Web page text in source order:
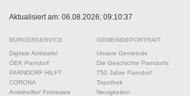
Aktualisiert am: 06.08.2026; 09:10:37
BÜRGERSERVICE
Digitale Amtstafel
ÖEK Parndorf
PARNDORF HILFT
CORONA
Amtshelfer/ Formulare
GEMEINDEPORTRAIT
Unsere Gemeinde
Die Geschichte Parndorfs
750 Jahre Parndorf
Topothek
Neuigkeiten